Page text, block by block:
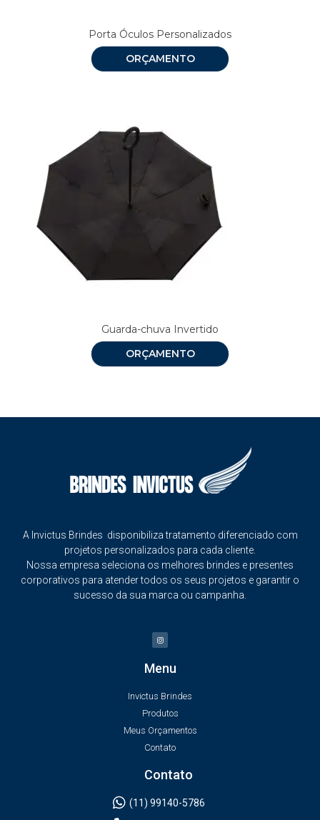
Porta Óculos Personalizados
ORÇAMENTO
Guarda-chuva Invertido
ORÇAMENTO
A Invictus Brindes disponibiliza tratamento diferenciado com
projetos personalizados para cada cliente.
Nossa empresa seleciona os melhores brindes e presentes
corporativos para atender todos os seus projetos e garantir o
sucesso da sua marca ou campanha.
Menu
Invictus Brindes
Produtos
Meus Orçamentos
Contato
Contato
(11) 99140-5786